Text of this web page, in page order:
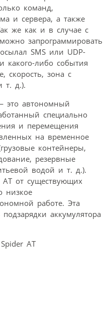
команд,
и сервера, а также
же как и в случае с
запрограммировать
SMS или UDP-
какого-либо события
скорость, зона с
т. д.).
это автономный
специально
и перемещения
на временное
контейнеры,
резервные
водой и т. д.).
от существующих
низкое
работе. Эта
аккумулятора